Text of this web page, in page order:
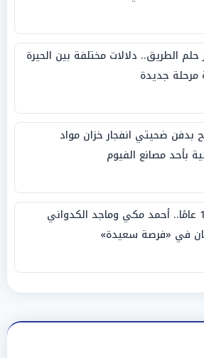
الطريق.. دلالات مختلفة بين الحيرة
مرحلة جديدة
بدفن ضحيتي انفجار خزان مواد
بأحد مصانع الفيوم
بعد 13 عامًا.. أحمد مكي وماجد الكدواني
في «فرصة سعيدة»